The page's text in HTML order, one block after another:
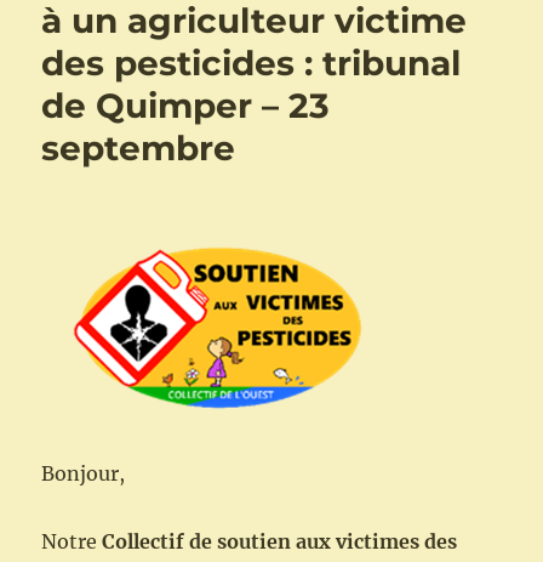
Secrets
Toxiques
le
28
septembre
aux
de
Bretagne
à un agriculteur victime
des pesticides : tribunal
de Quimper – 23
septembre
Bonjour,
NotreCollectif de soutien aux victimes des